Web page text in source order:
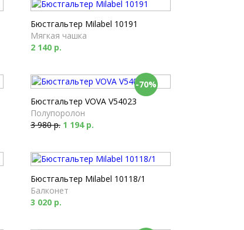
Бюстгальтер Milabel 10191
Мягкая чашка
2 140 р.
-70%
Бюстгальтер VOVA V54023
Полупоролон
3 980 р. 1 194 р.
Бюстгальтер Milabel 10118/1
Балконет
3 020 р.